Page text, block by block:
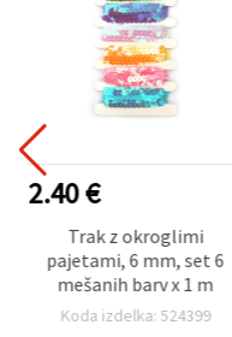
2.40 €
Trak z okroglimi
pajetami, 6 mm, set 6
mešanih barv x 1 m
Koda izdelka: 524399